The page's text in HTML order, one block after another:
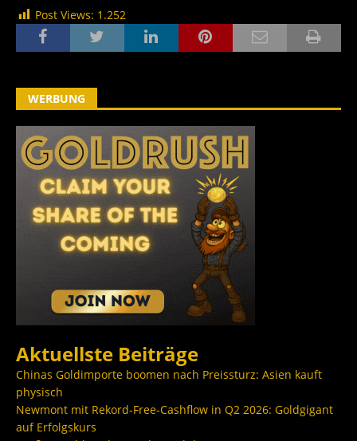
Post Views: 1.252
WERBUNG
Aktuellste Beiträge
Chinas Goldimporte boomen nach Preissturz: Asien kauft
physisch
Newmont mit Rekord-Free-Cashflow in Q2 2026: Goldgigant
auf Erfolgskurs